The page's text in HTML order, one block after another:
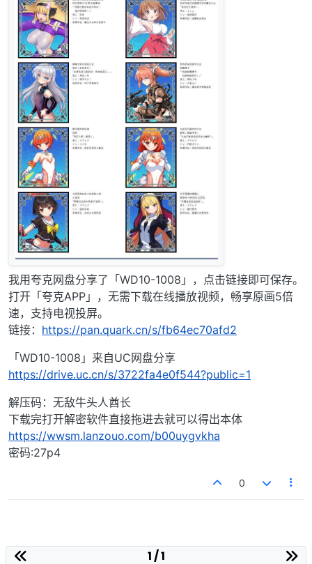
我用夸克网盘分享了「WD10-1008」，点击链接即可保存。
打开「夸克APP」，无需下载在线播放视频，畅享原画5倍
速，支持电视投屏。
链接： https://pan.quark.cn/s/fb64ec70afd2
「WD10-1008」来自UC网盘分享
https://drive.uc.cn/s/3722fa4e0f544?public=1
解压码：无敌牛头人酋长
下载完打开解密软件直接拖进去就可以得出本体
https://wwsm.lanzouo.com/b00uygvkha
密码:27p4
0
1 / 1